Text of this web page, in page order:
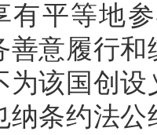
有平等地
善意履行
为该国创
纳条约法